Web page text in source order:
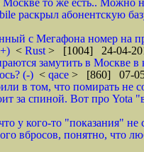
то же есть.. Можно
раскрыл абонентскую
с Мегафона номер на
< Rust > [1004] 24-04-
замутить в Москве в
(-) < qace > [860] 07-
в том, что помирать не
за спиной. Вот про Yota
у кого-то "показания" не
вбросов, понятно, что